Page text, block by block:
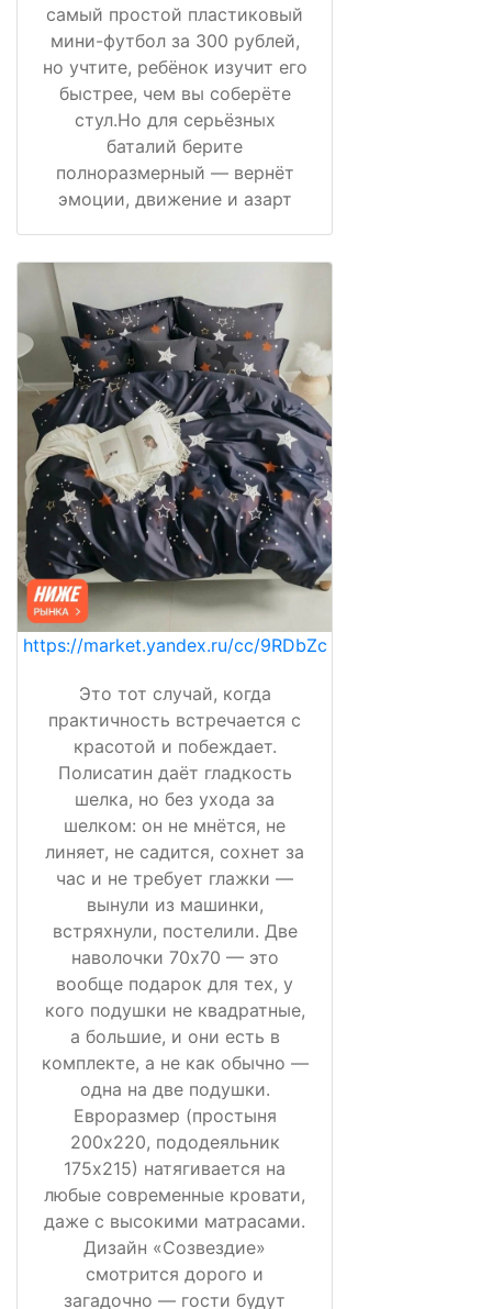
самый простой пластиковый
мини-футбол за 300 рублей,
но учтите, ребёнок изучит его
быстрее, чем вы соберёте
стул.Но для серьёзных
баталий берите
полноразмерный — вернёт
эмоции, движение и азарт
https://market.yandex.ru/cc/9RDbZc
Это тот случай, когда
практичность встречается с
красотой и побеждает.
Полисатин даёт гладкость
шелка, но без ухода за
шелком: он не мнётся, не
линяет, не садится, сохнет за
час и не требует глажки —
вынули из машинки,
встряхнули, постелили. Две
наволочки 70х70 — это
вообще подарок для тех, у
кого подушки не квадратные,
а большие, и они есть в
комплекте, а не как обычно —
одна на две подушки.
Евроразмер (простыня
200х220, пододеяльник
175х215) натягивается на
любые современные кровати,
даже с высокими матрасами.
Дизайн «Созвездие»
смотрится дорого и
загадочно — гости будут